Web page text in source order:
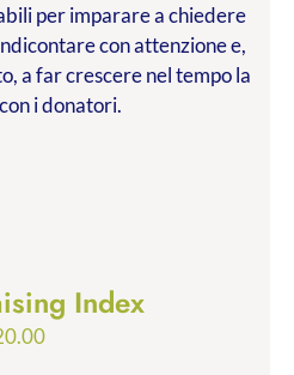
per imparare a chiedere
con attenzione e,
a far crescere nel tempo la
i donatori.
Index
Fascia